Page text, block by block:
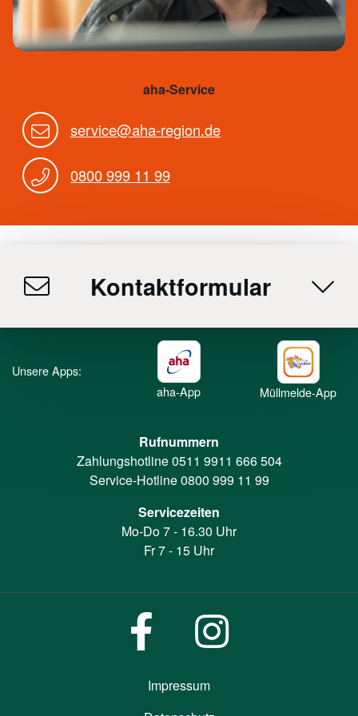
aha-Service
service@aha-region.de
0800 999 11 99
Kontaktformular
Unsere Apps:
aha-App
Müllmelde-App
Rufnummern
Zahlungshotline0511 9911 666 504
Service-Hotline0800 999 11 99
Servicezeiten
Mo-Do 7 - 16.30 Uhr
Fr 7 - 15 Uhr
Impressum